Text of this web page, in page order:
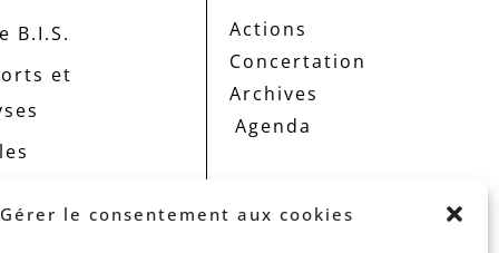
Gérer le consentement aux cookies
B.I.S.
et
Actions
Concertation
Archives
Agenda